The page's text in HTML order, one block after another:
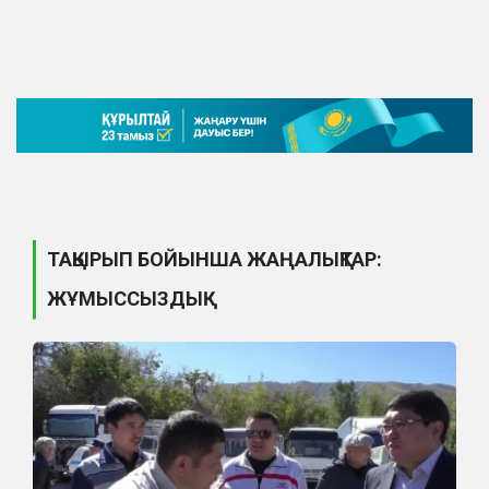
ТАҚЫРЫП БОЙЫНША ЖАҢАЛЫҚТАР:
ЖҰМЫССЫЗДЫҚ